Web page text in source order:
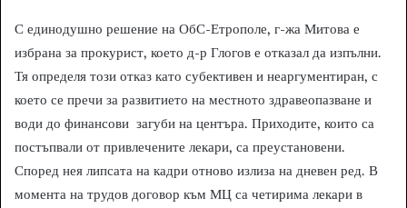
С единодушно решение на ОбС-Етрополе, г-жа Митова е
избрана за прокурист, което д-р Глогов е отказал да изпълни.
Тя определя този отказ като субективен и неаргументиран, с
което се пречи за развитието на местното здравеопазване и
води до финансови загуби на центъра. Приходите, които са
постъпвали от привлечените лекари, са преустановени.
Според нея липсата на кадри отново излиза на дневен ред. В
момента на трудов договор към МЦ са четирима лекари в